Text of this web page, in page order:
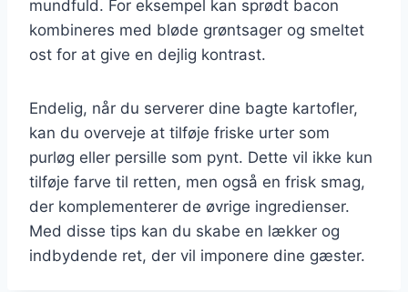
mundfuld. For eksempel kan sprødt bacon
kombineres med bløde grøntsager og smeltet
ost for at give en dejlig kontrast.
Endelig, når du serverer dine bagte kartofler,
kan du overveje at tilføje friske urter som
purløg eller persille som pynt. Dette vil ikke kun
tilføje farve til retten, men også en frisk smag,
der komplementerer de øvrige ingredienser.
Med disse tips kan du skabe en lækker og
indbydende ret, der vil imponere dine gæster.